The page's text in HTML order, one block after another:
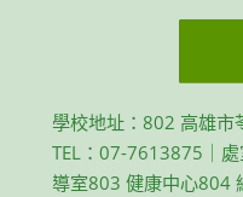
學校地址：802 高雄市
TEL：07-7613875｜
導室803 健康中心804